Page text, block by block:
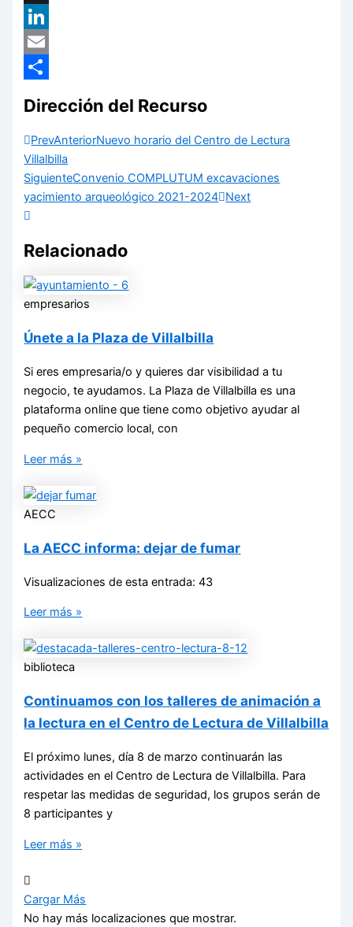
X
LinkedIn
Email
Dirección del Recurso
PrevAnteriorNuevo horario del Centro de Lectura
Villalbilla
SiguienteConvenio COMPLUTUM excavaciones
yacimiento arqueológico 2021-2024 Next
Relacionado
empresarios
Únete a la Plaza de Villalbilla
Si eres empresaria/o y quieres dar visibilidad a tu
negocio, te ayudamos. La Plaza de Villalbilla es una
plataforma online que tiene como objetivo ayudar al
pequeño comercio local, con
Leer más »
AECC
La AECC informa: dejar de fumar
Visualizaciones de esta entrada: 43
Leer más »
biblioteca
Continuamos con los talleres de animación a
la lectura en el Centro de Lectura de Villalbilla
El próximo lunes, día 8 de marzo continuarán las
actividades en el Centro de Lectura de Villalbilla. Para
respetar las medidas de seguridad, los grupos serán de
8 participantes y
Leer más »
Cargar Más
No hay más localizaciones que mostrar.